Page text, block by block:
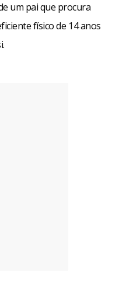
um pai que procura
físico de 14 anos